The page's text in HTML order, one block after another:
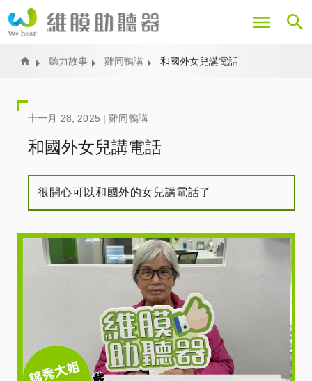
至
內
Home 聽力故事 雞同鴨講 和國外女兒講電話
十一月 28, 2025 |雞同鴨講
和國外女兒講電話
很開心可以和國外的女兒講電話了